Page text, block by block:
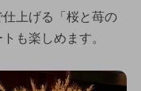
上げる「桜と苺の
も楽しめます。